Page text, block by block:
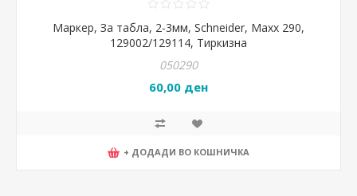
Маркер, За табла, 2-3мм, Schneider, Maxx 290,
129002/129114, Тиркизна
050290
60,00 ден
+ ДОДАДИ ВО КОШНИЧКА